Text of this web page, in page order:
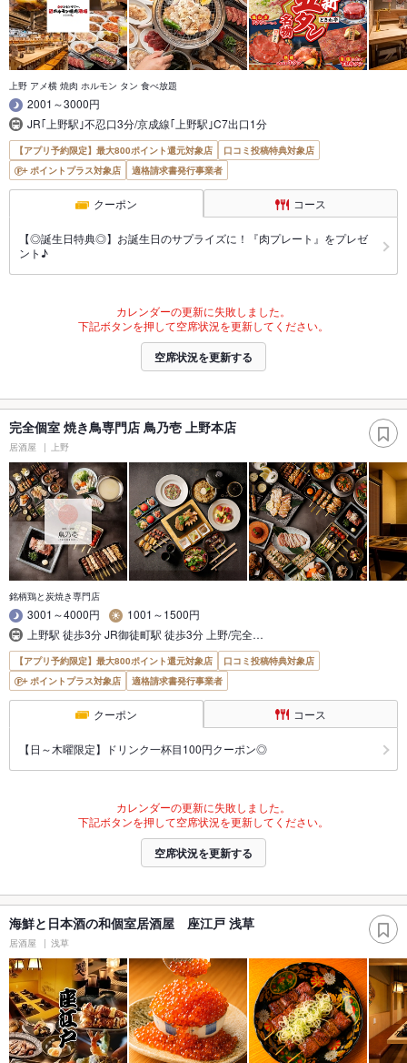
上野 アメ横 焼肉 ホルモン タン 食べ放題
2001～3000円
JR｢上野駅｣不忍口3分/京成線｢上野駅｣C7出口1分
【アプリ予約限定】最大800ポイント還元対象店
口コミ投稿特典対象店
ポイントプラス対象店
適格請求書発行事業者
クーポン コース
【◎誕生日特典◎】お誕生日のサプライズに！『肉プレート』をプレゼ
ント♪
カレンダーの更新に失敗しました。
下記ボタンを押して空席状況を更新してください。
空席状況を更新する
完全個室 焼き鳥専門店 鳥乃壱 上野本店
居酒屋 上野
銘柄鶏と炭焼き専門店
3001～4000円
1001～1500円
上野駅 徒歩3分 JR御徒町駅 徒歩3分 上野/完全…
【アプリ予約限定】最大800ポイント還元対象店
口コミ投稿特典対象店
ポイントプラス対象店
適格請求書発行事業者
クーポン コース
【日～木曜限定】ドリンク一杯目100円クーポン◎
カレンダーの更新に失敗しました。
下記ボタンを押して空席状況を更新してください。
空席状況を更新する
海鮮と日本酒の和個室居酒屋 座江戸 浅草
居酒屋 浅草